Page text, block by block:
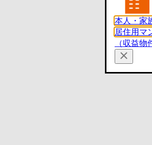
本人・家
居住用マ
（収益物